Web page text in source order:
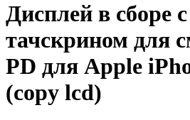
Дисплей в сборе с
тачскрином для
PD для Apple
(copy lcd)